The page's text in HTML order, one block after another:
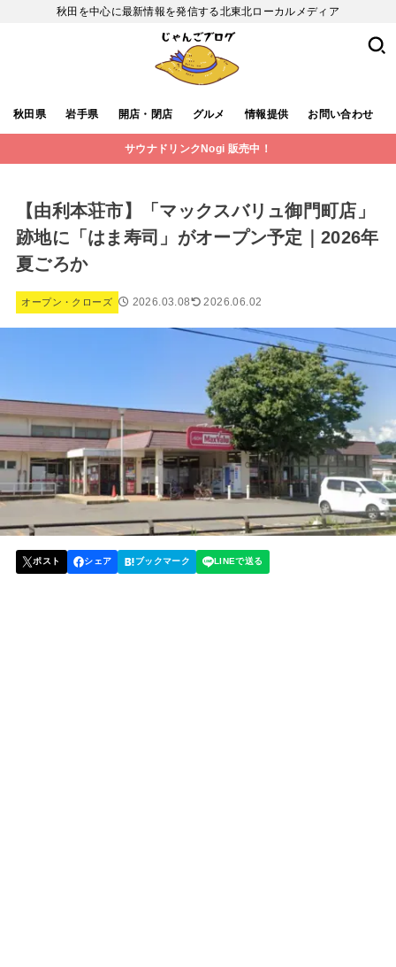
秋田を中心に最新情報を発信する北東北ローカルメディア
秋田県 岩手県 開店・閉店 グルメ 情報提供 お問い合わせ
サウナドリンクNogi 販売中！
【由利本荘市】「マックスバリュ御門町店」
跡地に「はま寿司」がオープン予定｜2026年
夏ごろか
オープン・クローズ 2026.03.08 2026.06.02